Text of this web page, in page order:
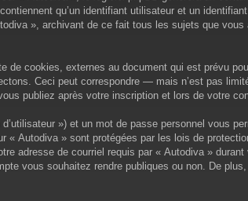
qu’un identifiant utilisateur et un
», archivant de ce fait tous les sujets que
cookies, externes au document qui est prévu
Ceci peut correspondre — mais n’est pas
publiez après votre inscription et lors de votre
») et un mot de passe personnel vous
Autodiva » sont protégées par les lois de
adresse de courriel requis par « Autodiva »
vous souhaitez rendre publiques ou non. De